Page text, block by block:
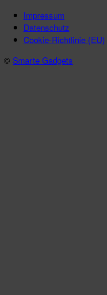
Impressum
Datenschutz
Cookie-Richtlinie (EU)
© Smarte Gadgets